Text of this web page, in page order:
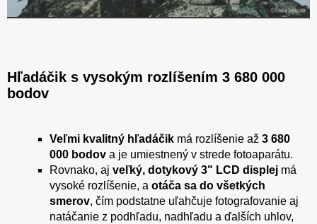
Hľadáčik s vysokým rozlíšením 3 680 000
bodov
Veľmi kvalitný hľadáčik má rozlíšenie až 3 680
000 bodov a je umiestnený v strede fotoaparátu.
Rovnako, aj veľký, dotykový 3" LCD displej má
vysoké rozlíšenie, a otáča sa do všetkých
smerov, čím podstatne uľahčuje fotografovanie aj
natáčanie z podhľadu, nadhľadu a ďalších uhlov,